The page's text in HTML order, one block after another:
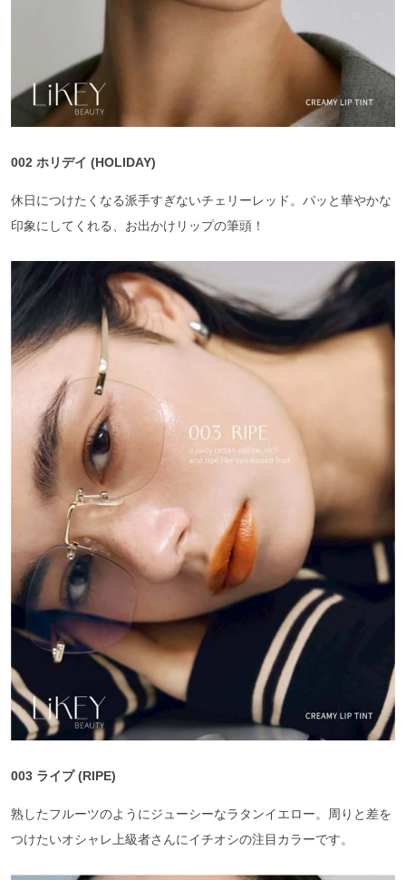
002 ホリデイ (HOLIDAY)
休日につけたくなる派手すぎないチェリーレッド。パッと華やかな
印象にしてくれる、お出かけリップの筆頭！
003 ライプ (RIPE)
熟したフルーツのようにジューシーなラタンイエロー。周りと差を
つけたいオシャレ上級者さんにイチオシの注目カラーです。